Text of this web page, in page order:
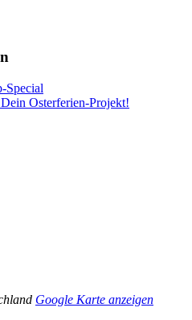
Special
Osterferien-Projekt!
Google Karte anzeigen